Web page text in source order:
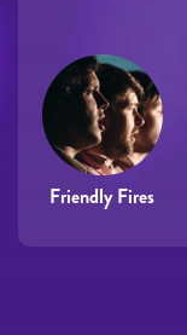
Friendly Fires